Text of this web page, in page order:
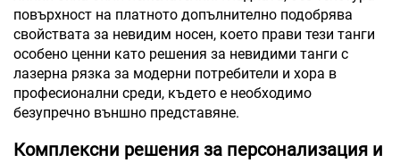
повърхност на платното допълнително подобрява
свойствата за невидим носен, което прави тези танги
особено ценни като решения за невидими танги с
лазерна рязка за модерни потребители и хора в
професионални среди, където е необходимо
безупречно външно представяне.
Комплексни решения за персонализация и